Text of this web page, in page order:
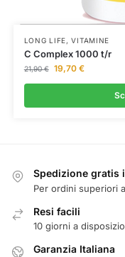
LONG LIFE,VITAMINE
C Complex 1000 t/r
21,90€ 19,70 €
Spedizione gratis
Per ordini superiori
Resi facili
10 giorni a
Garanzia Italiana